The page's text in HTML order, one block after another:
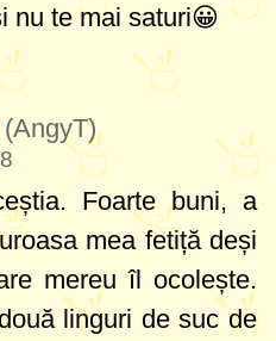
nu te mai saturi😀
(AngyT)
Foarte buni, a
mea fetiță deși
mereu îl ocolește.
linguri de suc de